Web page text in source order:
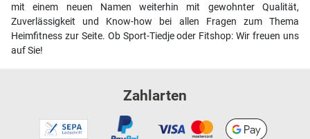
mit einem neuen Namen weiterhin mit gewohnter Qualität,
Zuverlässigkeit und Know-how bei allen Fragen zum Thema
Heimfitness zur Seite. Ob Sport-Tiedje oder Fitshop: Wir freuen uns
auf Sie!
Zahlarten